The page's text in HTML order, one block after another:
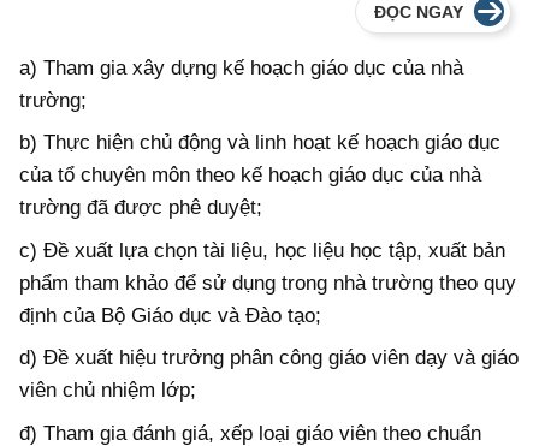
ĐỌC NGAY
a) Tham gia xây dựng kế hoạch giáo dục của nhà
trường;
b) Thực hiện chủ động và linh hoạt kế hoạch giáo dục
của tổ chuyên môn theo kế hoạch giáo dục của nhà
trường đã được phê duyệt;
c) Đề xuất lựa chọn tài liệu, học liệu học tập, xuất bản
phẩm tham khảo để sử dụng trong nhà trường theo quy
định của Bộ Giáo dục và Đào tạo;
d) Đề xuất hiệu trưởng phân công giáo viên dạy và giáo
viên chủ nhiệm lớp;
đ) Tham gia đánh giá, xếp loại giáo viên theo chuẩn